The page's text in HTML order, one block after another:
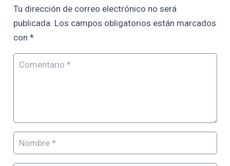
Tu dirección de correo electrónico no será
publicada. Los campos obligatorios están marcados
con *